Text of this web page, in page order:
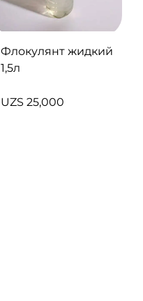
Флокулянт жидкий
1,5л
UZS 25,000